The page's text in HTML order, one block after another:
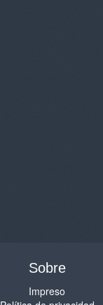
Sobre
Impreso